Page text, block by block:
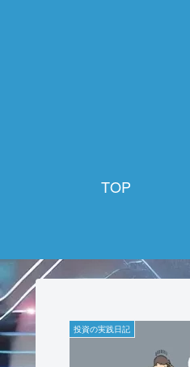
TOP
投資の実践日記